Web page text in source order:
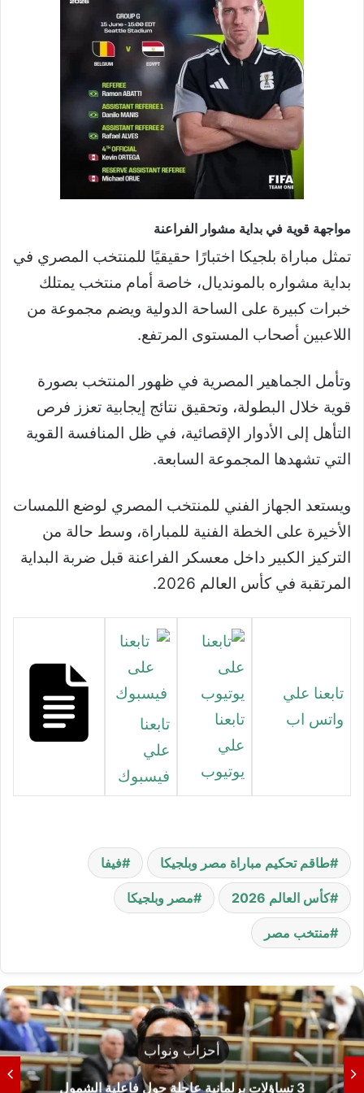
مواجهة قوية في بداية مشوار الفراعنة
تمثل مباراة بلجيكا اختبارًا حقيقيًا للمنتخب المصري في
بداية مشواره بالمونديال، خاصة أمام منتخب يمتلك
خبرات كبيرة على الساحة الدولية ويضم مجموعة من
اللاعبين أصحاب المستوى المرتفع.
وتأمل الجماهير المصرية في ظهور المنتخب بصورة
قوية خلال البطولة، وتحقيق نتائج إيجابية تعزز فرص
التأهل إلى الأدوار الإقصائية، في ظل المنافسة القوية
التي تشهدها المجموعة السابعة.
ويستعد الجهاز الفني للمنتخب المصري لوضع اللمسات
الأخيرة على الخطة الفنية للمباراة، وسط حالة من
التركيز الكبير داخل معسكر الفراعنة قبل ضربة البداية
المرتقبة في كأس العالم 2026.
تابعنا علي
واتس اب
تابعنا
علي
يوتيوب
تابعنا
علي
فيسبوك
طاقم تحكيم مباراة مصر وبلجيكا فيفا
كأس العالم 2026 مصر وبلجيكا
منتخب مصر
أحزاب ونواب
3 تساؤلات برلمانية عاجلة حول فاعلية الشمول